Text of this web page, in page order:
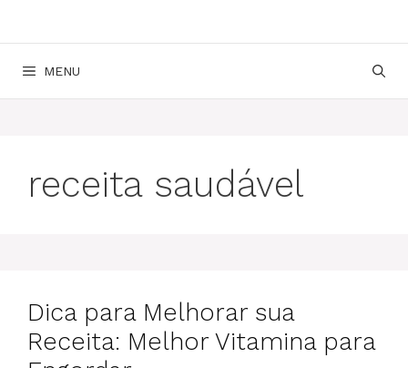
MENU
receita saudável
Dica para Melhorar sua
Receita: Melhor Vitamina para